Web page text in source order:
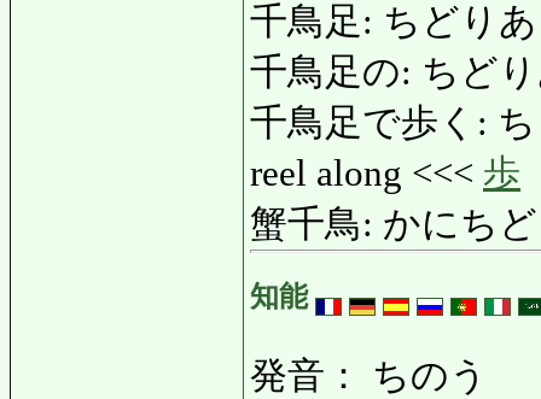
千鳥足: ちどりあ
千鳥足の: ちど
千鳥足で歩く:
reel along <<< 歩
蟹千鳥: かにち
知能
発音： ちのう